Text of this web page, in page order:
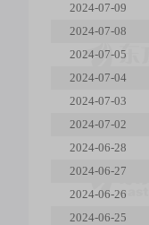
2024-07-09
2024-07-08
2024-07-05
2024-07-04
2024-07-03
2024-07-02
2024-06-28
2024-06-27
2024-06-26
2024-06-25